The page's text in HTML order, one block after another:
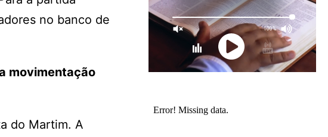
no banco de
movimentação
do Martim. A